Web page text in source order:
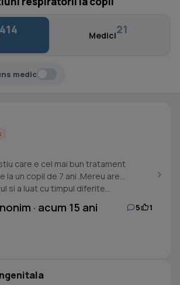
414 Medici21
medic
care e cel mai bun tratament
la un copil de 7 ani .Mereu are
si a luat cu timpul diferite...
· acum 15 ani 5 1